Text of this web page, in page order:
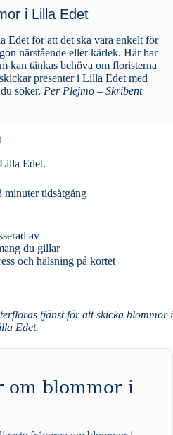
i Lilla Edet
Edet för att det ska vara enkelt för
eller kärlek. Här har
kan tänkas behöva om floristerna
presenter i Lilla Edet med
du söker. Per Plejmo – Skribent
Edet.
minuter tidsåtgång
av
du gillar
och hälsning på kortet
tjänst för att skicka blommor i
Edet.
om blommor i